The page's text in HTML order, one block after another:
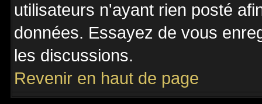
utilisateurs n'ayant rien posté
données. Essayez de vous
les discussions.
Revenir en haut de page